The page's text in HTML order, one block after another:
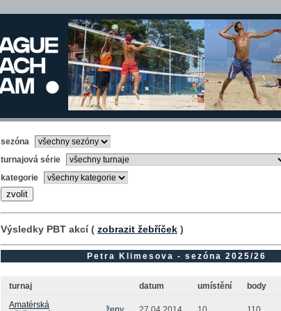
sezóna
turnajová série
kategorie
Výsledky PBT akcí ( zobrazit žebříček )
Petra Klimesova - sezóna 2025/26
turnaj datum umístění body
Amatérská